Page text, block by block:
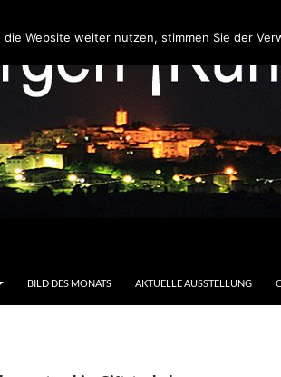
BILD DES MONATS AKTUELLE AUSSTELLUNG
Website weiter nutzen, stimmen Sie der